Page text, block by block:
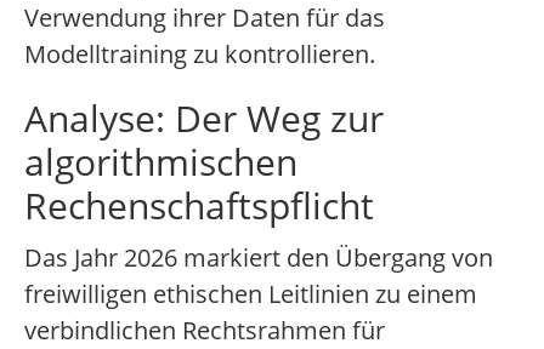
Verwendung ihrer Daten für das
Modelltraining zu kontrollieren.
Analyse: Der Weg zur
algorithmischen
Rechenschaftspflicht
Das Jahr 2026 markiert den Übergang von
freiwilligen ethischen Leitlinien zu einem
verbindlichen Rechtsrahmen für